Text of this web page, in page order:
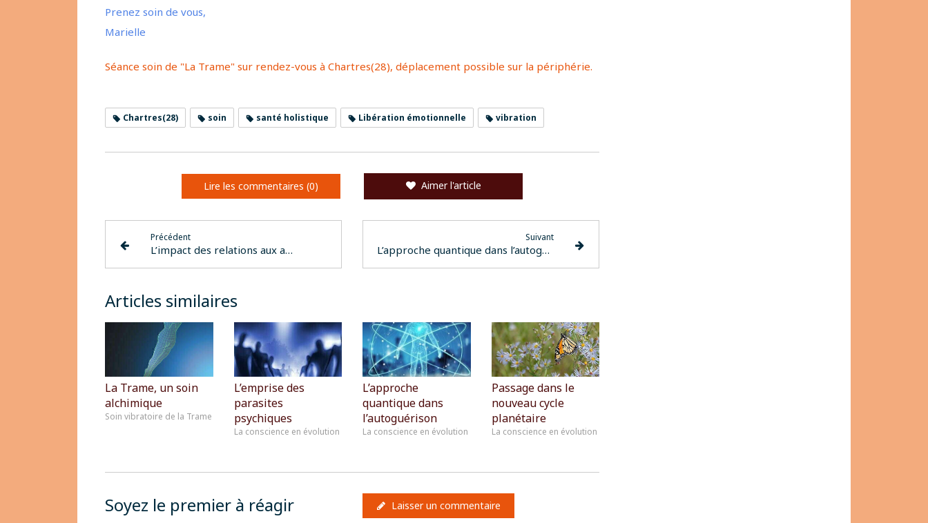
Prenez soin de vous,
Marielle
Séance soin de "La Trame" sur rendez-vous à Chartres(28), déplacement possible sur la périphérie.
Chartres(28) soin santé holistique Libération émotionnelle vibration
Lire les commentaires (0) Aimer l'article
Précédent
L’impact des relations aux autres sur la relation à soi.
Suivant
L’approche quantique dans l’autoguérison
Articles similaires
La Trame, un soin
alchimique
Soin vibratoire de la Trame
L’emprise des
parasites
psychiques
La conscience en évolution
L’approche
quantique dans
l’autoguérison
La conscience en évolution
Passage dans le
nouveau cycle
planétaire
La conscience en évolution
Soyez le premier à réagir Laisser un commentaire